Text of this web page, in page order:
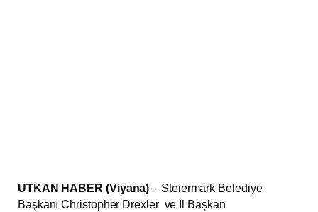
UTKAN HABER (Viyana)– Steiermark Belediye
Başkanı Christopher Drexler ve İl Başkan